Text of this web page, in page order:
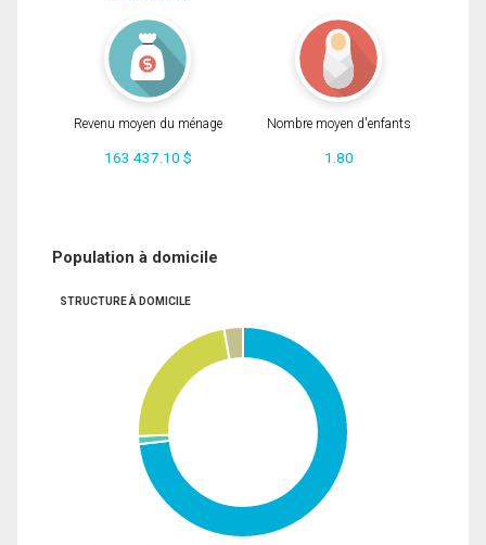
Revenu moyen du ménage
163 437.10 $
Nombre moyen d'enfants
1.80
Population à domicile
STRUCTURE À DOMICILE